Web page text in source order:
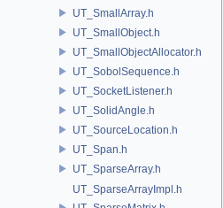
UT_SmallArray.h
UT_SmallObject.h
UT_SmallObjectAllocator.h
UT_SobolSequence.h
UT_SocketListener.h
UT_SolidAngle.h
UT_SourceLocation.h
UT_Span.h
UT_SparseArray.h
UT_SparseArrayImpl.h